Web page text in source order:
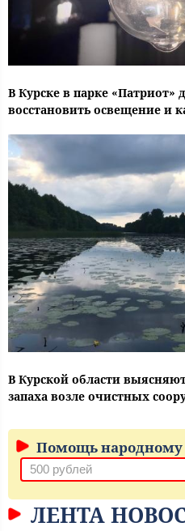
В Курске в парке
восстановить освещение и
В Курской области
запаха возле очистных
Помощь
ЛЕНТА